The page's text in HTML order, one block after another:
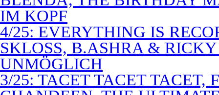
IM KOPF
4/25: EVERYTHING IS
SKLOSS, B.ASHRA &
UNMÖGLICH
3/25: TACET TACET TACET,